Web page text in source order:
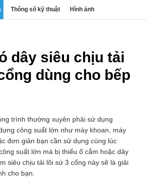
Đánh giá SP liên quan
Thông số kỹ thuật Hình ảnh
dây siêu chịu tải
dùng cho bếp
trình thường xuyên phải sử dụng
công suất lớn như máy khoan, máy
đơn giản bạn cần sử dụng cùng lúc
suất lớn mà bị thiếu ổ cắm hoặc dây
siêu chịu tải lõi sứ 3 cổng này sẽ là giải
cho bạn.